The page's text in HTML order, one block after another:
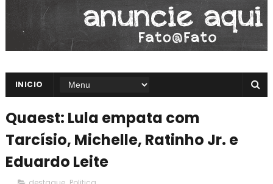
INICIO
Quaest: Lula empata com
Tarcísio, Michelle, Ratinho Jr. e
Eduardo Leite